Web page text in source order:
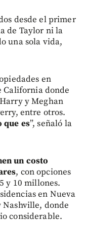
desde el primer
de Taylor ni la
una sola vida,
en
California donde
y Meghan
entre otros.
que es”, señaló la
un costo
, con opciones
y 10 millones.
en Nueva
Nashville, donde
considerable.